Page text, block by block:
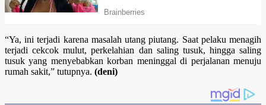
“Ya, ini terjadi karena masalah utang piutang. Saat pelaku menagih
terjadi cekcok mulut, perkelahian dan saling tusuk, hingga saling
tusuk yang menyebabkan korban meninggal di perjalanan menuju
rumah sakit,” tutupnya. (deni)